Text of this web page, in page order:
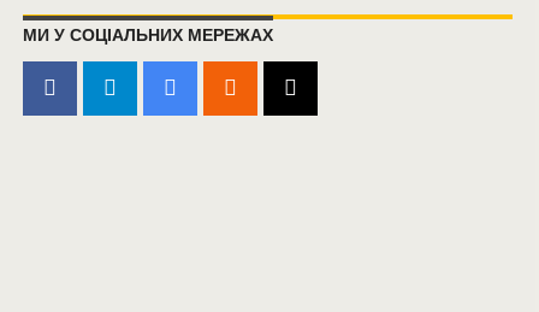
МИ У СОЦІАЛЬНИХ МЕРЕЖАХ